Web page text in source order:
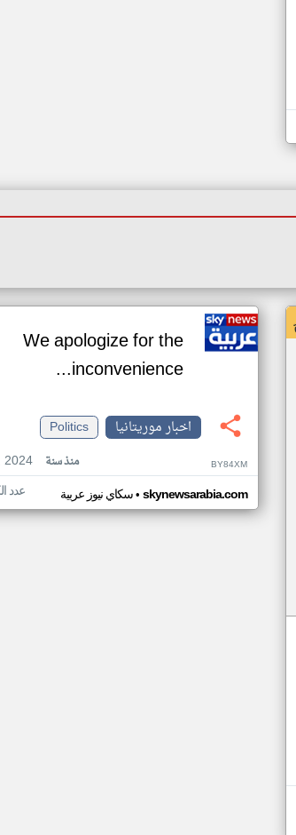
We apologize for the
inconvenience...
اخبار موريتانيا
Politics
منذ سنة BY84XM
سكاي نيوز عربية• skynewsarabia.com عدد